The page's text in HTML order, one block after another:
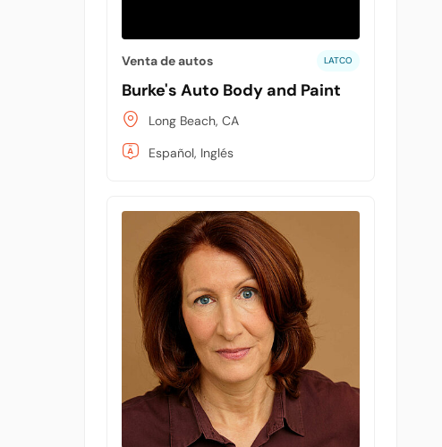
Venta de autos LATCO
Burke's Auto Body and Paint
Long Beach, CA
Español, Inglés